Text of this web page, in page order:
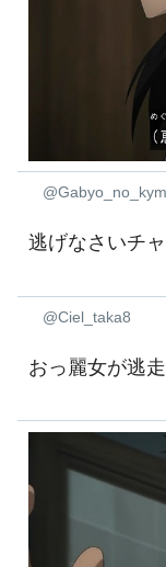
@Gabyo_no_kym
逃げなさいチ
@Ciel_taka8
おっ麗女が逃